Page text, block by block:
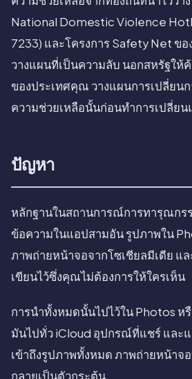
National Domestic Violence
7233) และโครงการ Safety Net ขอ
วางแผนที่เป็นความลับ นอกสหรัฐให้
ของประเทศคุณ วางแผนการเปลี่ยน
ความช่วยเหลือนั้นก่อนทำการเปลี่ยน
ปัญหา
หลักฐานในสถานการณ์การทารุณกร
ข้อความในแอปสามอัน รูปภาพใน
ภาพถ่ายหน้าจอจากโซเชียลมีเดีย แ
เขียนไว้ซึ่งคุณไม่ต้องการให้ใครเห็น
การนำทั้งหมดนั้นไปไว้ใน Photos ห
มันไปทั่ว iCloud อุปกรณ์ที่แชร์ และ
เข้าถึงรูปภาพทั้งหมด ภาพถ่ายหน้าจ
กลายเป็นตัวกระตุ้น